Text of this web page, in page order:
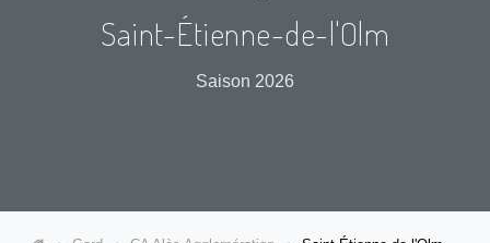
Saint-Étienne-de-l'Olm
Saison 2026